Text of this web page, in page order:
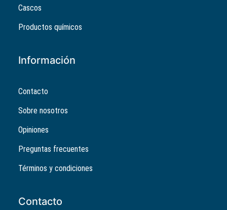
Cascos
Productos químicos
Información
Contacto
Sobre nosotros
Opiniones
Preguntas frecuentes
Términos y condiciones
Contacto